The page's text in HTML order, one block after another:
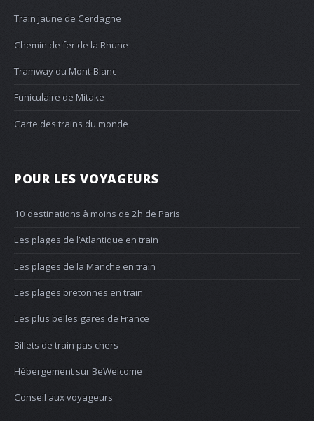
Train jaune de Cerdagne
Chemin de fer de la Rhune
Tramway du Mont-Blanc
Funiculaire de Mitake
Carte des trains du monde
POUR LES VOYAGEURS
10 destinations à moins de 2h de Paris
Les plages de l’Atlantique en train
Les plages de la Manche en train
Les plages bretonnes en train
Les plus belles gares de France
Billets de train pas chers
Hébergement sur BeWelcome
Conseil aux voyageurs